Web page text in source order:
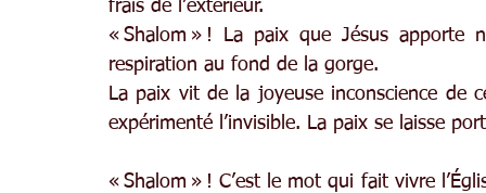
frais de l’extérieur.
« Shalom » ! La paix que Jésus
respiration au fond de la gorge.
La paix vit de la joyeuse inconscience de
expérimenté l’invisible. La paix se laisse
« Shalom » ! C’est le mot qui fait vivre